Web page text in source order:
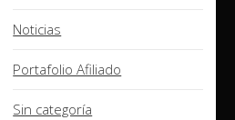
Noticias
Portafolio Afiliado
Sin categoría